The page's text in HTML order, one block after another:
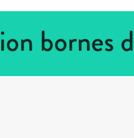
bornes